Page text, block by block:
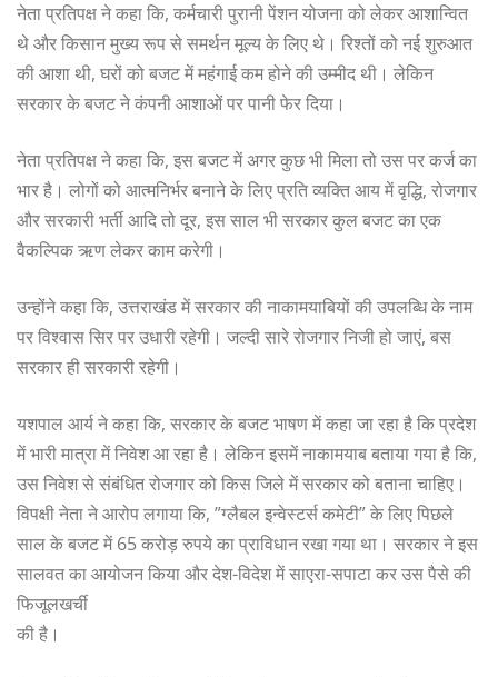
नेता प्रतिपक्ष ने कहा कि, कर्मचारी पुरानी पेंशन योजना को लेकर आशान्वित
थे और किसान मुख्य रूप से समर्थन मूल्य के लिए थे। रिश्तों को नई शुरुआत
की आशा थी, घरों को बजट में महंगाई कम होने की उम्मीद थी। लेकिन
सरकार के बजट ने कंपनी आशाओं पर पानी फेर दिया।
नेता प्रतिपक्ष ने कहा कि, इस बजट में अगर कुछ भी मिला तो उस पर कर्ज का
भार है। लोगों को आत्मनिर्भर बनाने के लिए प्रति व्यक्ति आय में वृद्धि, रोजगार
और सरकारी भर्ती आदि तो दूर, इस साल भी सरकार कुल बजट का एक
वैकल्पिक ऋण लेकर काम करेगी।
उन्होंने कहा कि, उत्तराखंड में सरकार की नाकामयाबियों की उपलब्धि के नाम
पर विश्वास सिर पर उधारी रहेगी। जल्दी सारे रोजगार निजी हो जाएं, बस
सरकार ही सरकारी रहेगी।
यशपाल आर्य ने कहा कि, सरकार के बजट भाषण में कहा जा रहा है कि प्रदेश
में भारी मात्रा में निवेश आ रहा है। लेकिन इसमें नाकामयाब बताया गया है कि,
उस निवेश से संबंधित रोजगार को किस जिले में सरकार को बताना चाहिए।
विपक्षी नेता ने आरोप लगाया कि, ”ग्लैबल इन्वेस्टर्स कमेटी” के लिए पिछले
साल के बजट में 65 करोड़ रुपये का प्राविधान रखा गया था। सरकार ने इस
सालवत का आयोजन किया और देश-विदेश में साएरा-सपाटा कर उस पैसे की
फिजूलखर्ची
की है।